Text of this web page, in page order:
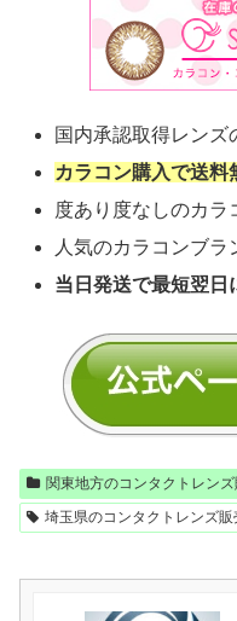
国内承認取得レン
カラコン購入で送料
度あり度なしのカラ
人気のカラコンブラ
当日発送で最短翌日
関東地方のコンタクトレン
埼玉県のコンタクトレンズ販